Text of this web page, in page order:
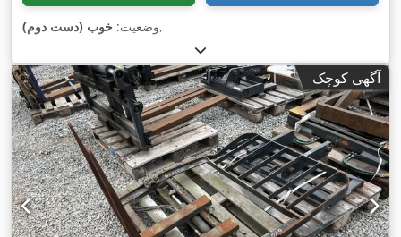
وضعیت: خوب (دست دوم) ,
آگهی کوچک